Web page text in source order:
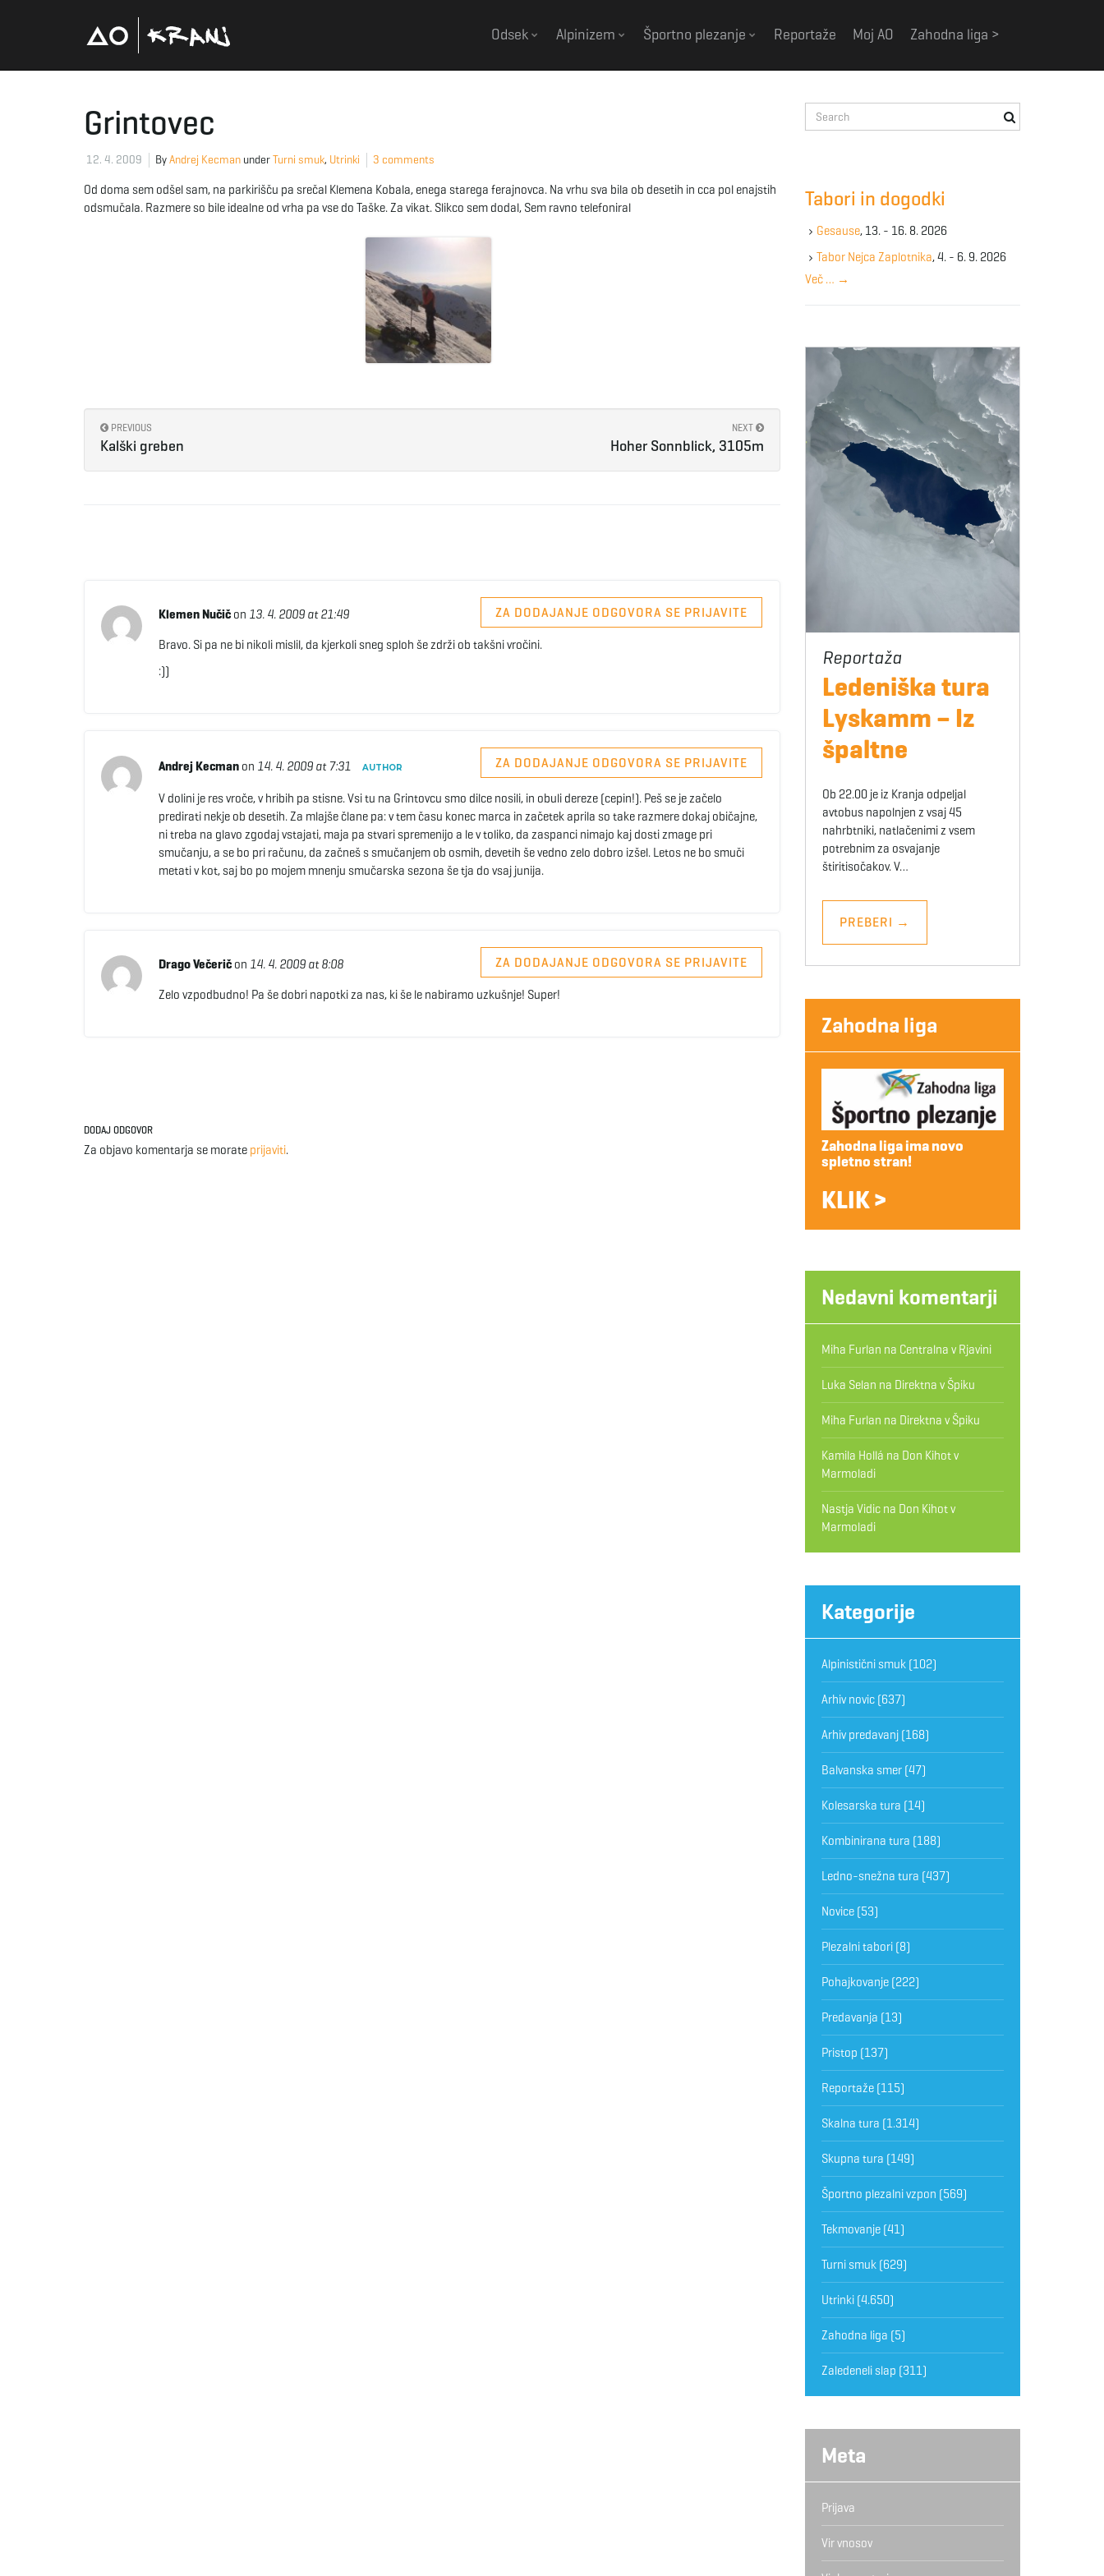
Odsek Alpinizem Športno plezanje Reportaže Moj AO Zahodna liga >
Grintovec
12. 4. 2009 ByAndrej Kecman underTurni smuk, Utrinki 3 comments
Od doma sem odšel sam, na parkirišču pa srečal Klemena Kobala, enega starega ferajnovca. Na vrhu sva bila ob desetih in cca pol enajstih
odsmučala. Razmere so bile idealne od vrha pa vse do Taške. Za vikat. Slikco sem dodal, Sem ravno telefoniral
PREVIOUS
Kalški greben
NEXT
Hoher Sonnblick, 3105m
Klemen Nučičon 13. 4. 2009 at 21:49 ZA DODAJANJE ODGOVORA SE PRIJAVITE
Bravo. Si pa ne bi nikoli mislil, da kjerkoli sneg sploh še zdrži ob takšni vročini.
:))
Andrej Kecmanon 14. 4. 2009 at 7:31 AUTHOR ZA DODAJANJE ODGOVORA SE PRIJAVITE
V dolini je res vroče, v hribih pa stisne. Vsi tu na Grintovcu smo dilce nosili, in obuli dereze (cepin!). Peš se je začelo
predirati nekje ob desetih. Za mlajše člane pa: v tem času konec marca in začetek aprila so take razmere dokaj običajne,
ni treba na glavo zgodaj vstajati, maja pa stvari spremenijo a le v toliko, da zaspanci nimajo kaj dosti zmage pri
smučanju, a se bo pri računu, da začneš s smučanjem ob osmih, devetih še vedno zelo dobro izšel. Letos ne bo smuči
metati v kot, saj bo po mojem mnenju smučarska sezona še tja do vsaj junija.
Drago Večeričon 14. 4. 2009 at 8:08 ZA DODAJANJE ODGOVORA SE PRIJAVITE
Zelo vzpodbudno! Pa še dobri napotki za nas, ki še le nabiramo uzkušnje! Super!
DODAJ ODGOVOR
Za objavo komentarja se morate prijaviti.
e
e
y
w
r
Tabori in dogodki
Gesause, 13. - 16. 8. 2026
Tabor Nejca Zaplotnika, 4. - 6. 9. 2026
Več … →
Ledeniška tura
Lyskamm – Iz
špaltne
Ob 22.00 je iz Kranja odpeljal
avtobus napolnjen z vsaj 45
nahrbtniki, natlačenimi z vsem
potrebnim za osvajanje
štiritisočakov. V…
PREBERI →
Zahodna liga
Zahodna liga ima novo
spletno stran!
KLIK >
Nedavni komentarji
Miha Furlan na Centralna v Rjavini
Luka Selan na Direktna v Špiku
Miha Furlan na Direktna v Špiku
Kamila Hollá na Don Kihot v
Marmoladi
Nastja Vidicna Don Kihot v
Marmoladi
Kategorije
Alpinistični smuk(102)
Arhiv novic(637)
Arhiv predavanj(168)
Balvanska smer(47)
Kolesarska tura (14)
Kombinirana tura (188)
Ledno-snežna tura (437)
Novice(53)
Plezalni tabori(8)
Pohajkovanje(222)
Predavanja (13)
Pristop (137)
Reportaže(115)
Skalna tura (1.314)
Skupna tura (149)
Športno plezalni vzpon (569)
Tekmovanje(41)
Turni smuk(629)
Utrinki(4.650)
Zahodna liga (5)
Zaledeneli slap (311)
Meta
Prijava
Vir vnosov